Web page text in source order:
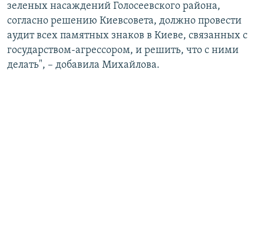
зеленых насаждений Голосеевского района,
согласно решению Киевсовета, должно провести
аудит всех памятных знаков в Киеве, связанных с
государством-агрессором, и решить, что с ними
делать", – добавила Михайлова.